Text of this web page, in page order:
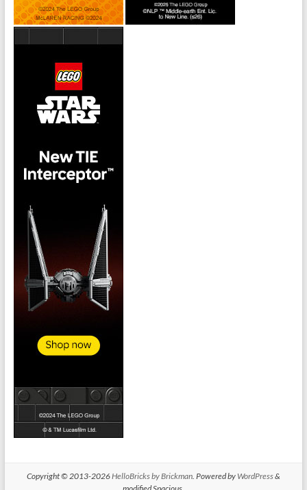
Copyright © 2013-2026HelloBricks by Brickman. Powered by WordPress&